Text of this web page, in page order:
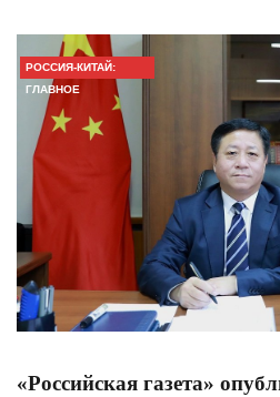
РОССИЯ-КИТАЙ:
ГЛАВНОЕ
«Российская газета»